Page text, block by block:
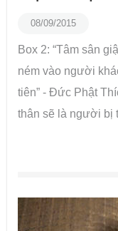
08/09/2015
Box 2: “Tâm sân
ném vào người
tiên” - Đức Phật
thân sẽ là người bị